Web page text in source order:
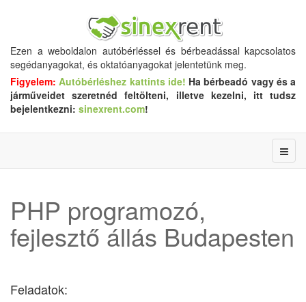
Ezen a weboldalon autóbérléssel és bérbeadással kapcsolatos
segédanyagokat, és oktatóanyagokat jelentetünk meg.
Figyelem: Autóbérléshez kattints ide! Ha bérbeadó vagy és a
járműveidet szeretnéd feltölteni, illetve kezelni, itt tudsz
bejelentkezni: sinexrent.com!
PHP programozó,
fejlesztő állás Budapesten
Feladatok: